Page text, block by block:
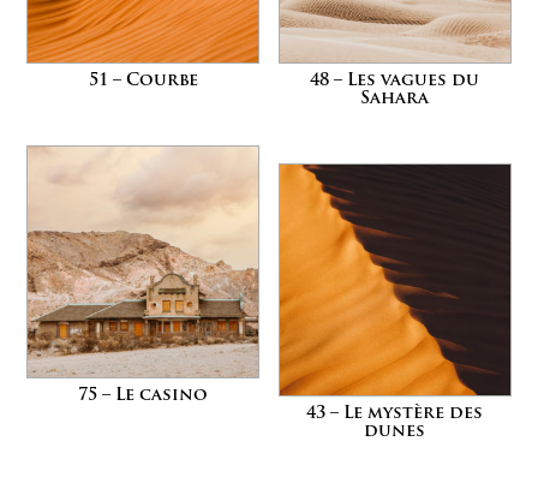
51 – Courbe
48 – Les vagues du
Sahara
75 – Le casino
43 – Le mystère des
dunes